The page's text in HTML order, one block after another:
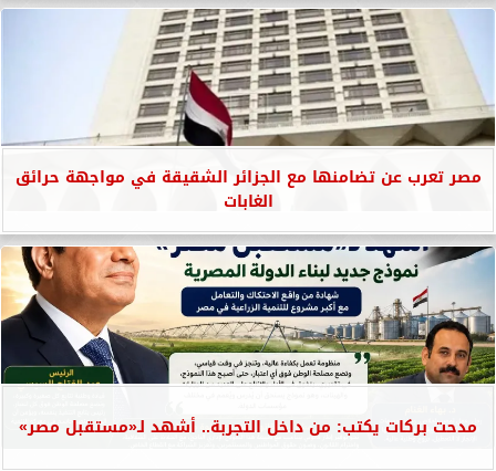
مصر تعرب عن تضامنها مع الجزائر الشقيقة في مواجهة حرائق
الغابات
مدحت بركات يكتب: من داخل التجربة.. أشهد لـ«مستقبل مصر»